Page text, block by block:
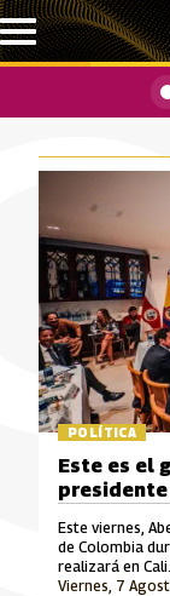
Pasar al contenido
POLÍTICA
Este viernes,
de Colombia
realizará en
ministros que
Viernes, 7
Este es el